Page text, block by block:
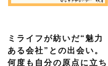
ミライフが紡いだ“魅力
ある会社”との出会い。
何度も自分の原点に立ち